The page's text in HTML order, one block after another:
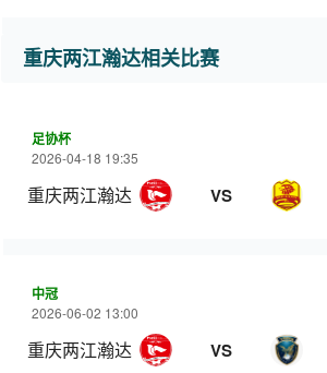
重庆两江瀚达相关比赛
足协杯
2026-04-18 19:35
重庆两江瀚达 VS
中冠
2026-06-02 13:00
重庆两江瀚达 VS